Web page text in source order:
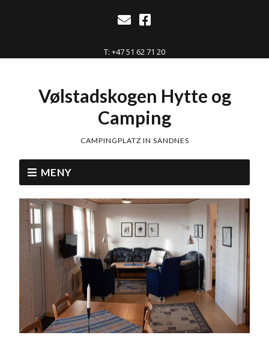
T: +47 51 62 71 20
Vølstadskogen Hytte og
Camping
CAMPINGPLATZ IN SANDNES
MENY